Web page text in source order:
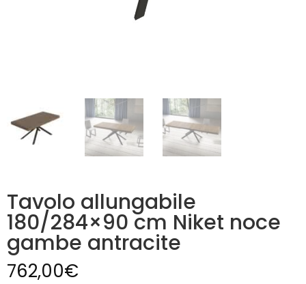
Tavolo allungabile
180/284×90 cm Niket noce
gambe antracite
762,00€